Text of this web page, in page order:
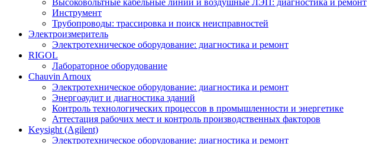
Высоковольтные кабельные линии и воздушные ЛЭП: диагностика и ремонт
Инструмент
Трубопроводы: трассировка и поиск неисправностей
Электроизмеритель
Электротехническое оборудование: диагностика и ремонт
RIGOL
Лабораторное оборудование
Chauvin Arnoux
Электротехническое оборудование: диагностика и ремонт
Энергоаудит и диагностика зданий
Контроль технологических процессов в промышленности и энергетике
Аттестация рабочих мест и контроль производственных факторов
Keysight (Agilent)
Электротехническое оборудование: диагностика и ремонт